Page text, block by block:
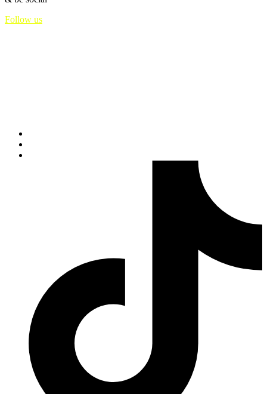
Follow us